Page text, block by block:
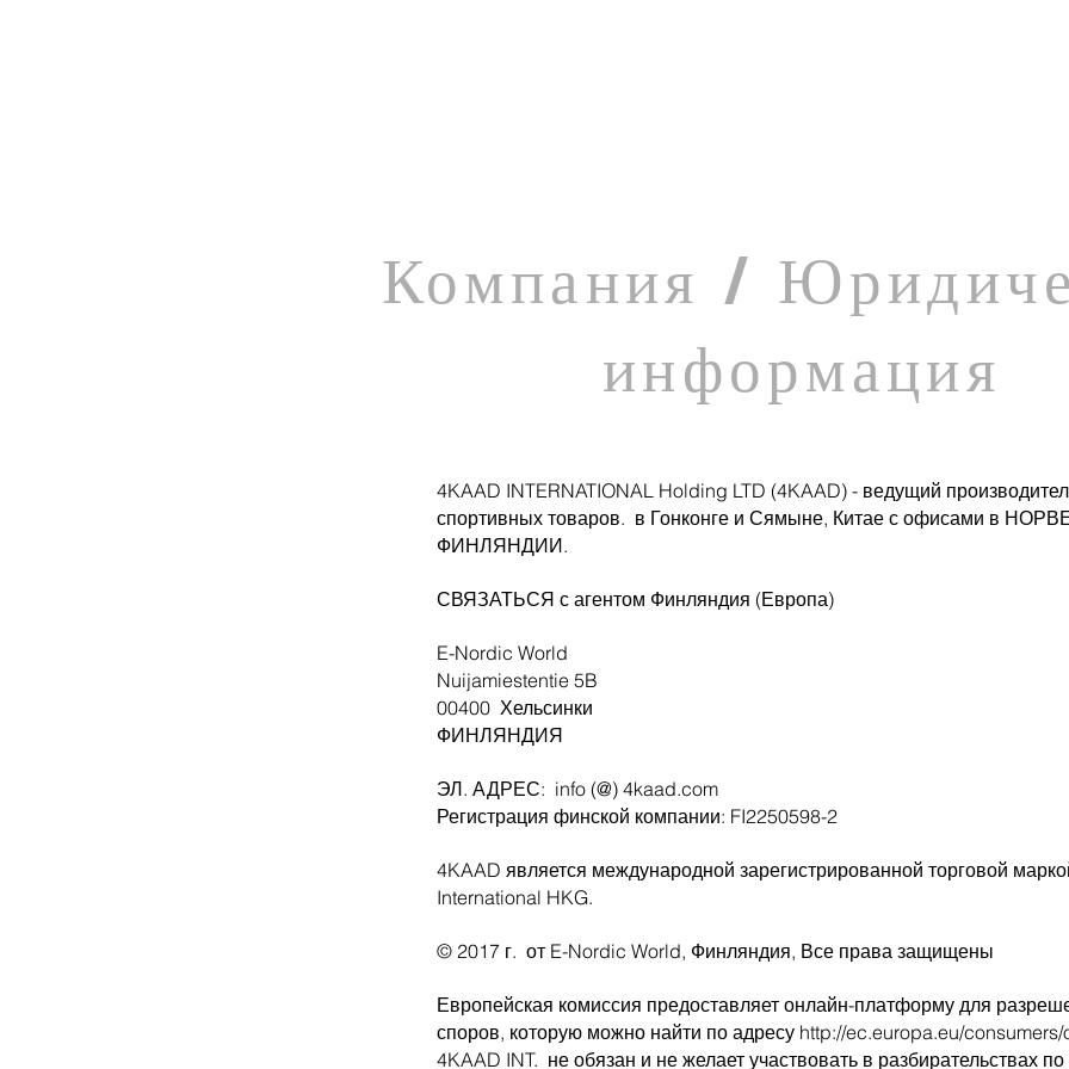
Компания /
информация
4KAAD INTERNATIONAL Holding LTD (4KAAD) - ведущий
спортивных товаров. в Гонконге и Сямыне, Китае с офисами в
ФИНЛЯНДИИ.
СВЯЗАТЬСЯ с агентом Финляндия (Европа)
E-Nordic World
Nuijamiestentie 5B
00400 Хельсинки
ФИНЛЯНДИЯ
ЭЛ. АДРЕС: info (@) 4kaad.com
Регистрация финской компании: FI2250598-2
4KAAD является международной зарегистрированной торговой
International HKG.
© 2017 г. от E-Nordic World, Финляндия, Все права защищены
Европейская комиссия предоставляет онлайн-платформу для
споров, которую можно найти по адресу http://ec.europa.eu/consumers/
4KAAD INT. не обязан и не желает участвовать в разбирательствах по